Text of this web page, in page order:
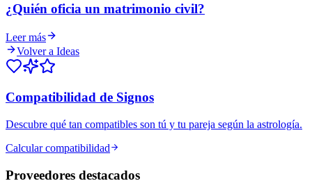
¿Quién oficia un matrimonio civil?
Leer más
Volver a Ideas
Compatibilidad de Signos
Descubre qué tan compatibles son tú y tu pareja según la astrología.
Calcular compatibilidad
Proveedores destacados